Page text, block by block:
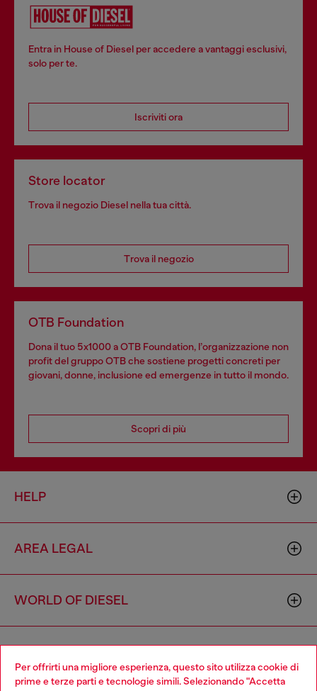
Per offrirti una migliore esperienza, questo sito utilizza cookie di
prime e terze parti e tecnologie simili. Selezionando "Accetta
Entra in House of Diesel per accedere a vantaggi esclusivi,
solo per te.
Iscriviti ora
Store locator
Trova il negozio Diesel nella tua città.
Trova il negozio
OTB Foundation
Dona il tuo 5x1000 a OTB Foundation, l’organizzazione non
profit del gruppo OTB che sostiene progetti concreti per
giovani, donne, inclusione ed emergenze in tutto il mondo.
Scopri di più
HELP
AREA LEGAL
WORLD OF DIESEL